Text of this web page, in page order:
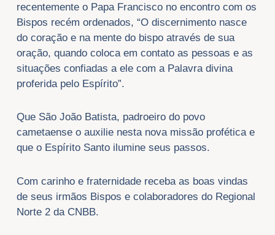
recentemente o Papa Francisco no encontro com os
Bispos recém ordenados, “O discernimento nasce
do coração e na mente do bispo através de sua
oração, quando coloca em contato as pessoas e as
situações confiadas a ele com a Palavra divina
proferida pelo Espírito”.
Que São João Batista, padroeiro do povo
cametaense o auxilie nesta nova missão profética e
que o Espírito Santo ilumine seus passos.
Com carinho e fraternidade receba as boas vindas
de seus irmãos Bispos e colaboradores do Regional
Norte 2 da CNBB.